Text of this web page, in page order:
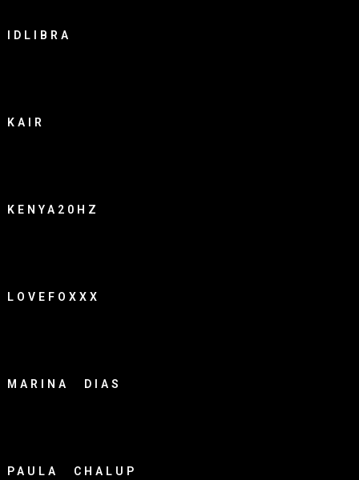
IDLIBRA
KAIR
KENYA20HZ
LOVEFOXXX
MARINA DIAS
PAULA CHALUP